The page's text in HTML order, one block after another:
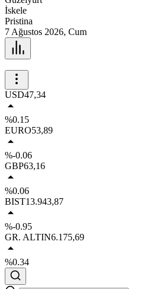
İskele
Pristina
7 Ağustos 2026, Cum
USD47,34
%0.15
EURO53,89
%-0.06
GBP63,16
%0.06
BIST13.943,87
%-0.95
GR. ALTIN6.175,69
%0.34